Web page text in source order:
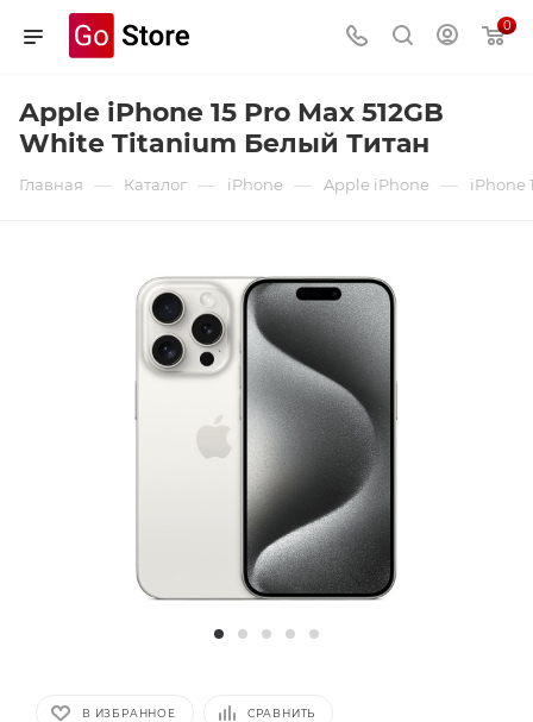
0
Apple iPhone 15 Pro Max 512GB
White Titanium Белый Титан
Главная — Каталог — iPhone — Apple iPhone — iPhone
В ИЗБРАННОЕ СРАВНИТЬ